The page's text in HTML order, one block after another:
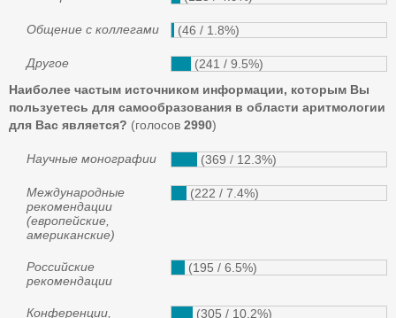
Общение с коллегами (46 / 1.8%)
Другое
(241 / 9.5%)
Наиболее частым источником информации, которым Вы
пользуетесь для самообразования в области аритмологии
для Вас является? (голосов 2990)
Научные монографии (369 / 12.3%)
Международные
рекомендации
(европейские,
американские)
(222 / 7.4%)
Российские
рекомендации
(195 / 6.5%)
Конференции,
(305 / 10.2%)